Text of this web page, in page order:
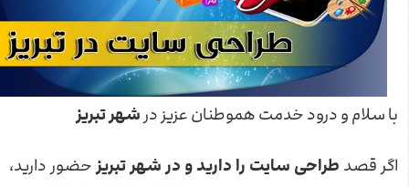
با سلام و درود خدمت هموطنان عزیز درشهر تبریز
اگر قصد طراحی سایت را دارید و در شهر تبریزحضور دارید،